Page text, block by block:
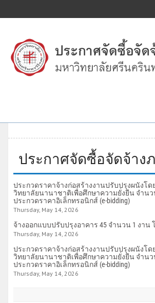
ประกาศจัดซื้อจัดจ้าง
ประกวดราคาจ้างก่อสร้างงานปรับปรุงผนังโด
วิทยาลัยนานาชาติเพื่อศึกษาความยั่งยืน จำนว
ประกวดราคาอิเล็กทรอนิกส์ (e-bidding)
Thursday, May 14, 2026
จ้างออกแบบปรับปรุงอาคาร 45 จำนวน 1 งาน
Thursday, May 14, 2026
ประกวดราคาจ้างก่อสร้างงานปรับปรุงผนังโด
วิทยาลัยนานาชาติเพื่อศึกษาความยั่งยืน จำนว
ประกวดราคาอิเล็กทรอนิกส์ (e-bidding)
Thursday, May 14, 2026